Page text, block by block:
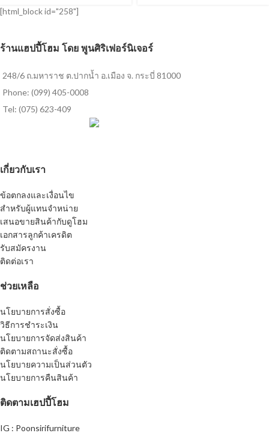
[html_block id="258"]
ร้านแฮปปี้โฮม โดย พูนศิริเฟอร์นิเจอร์
248/6 ถ.มหาราช ต.ปากน้ำ อ.เมือง จ. กระบี่ 81000
Phone: (099) 405-0008
Tel: (075) 623-409
เกี่ยวกับเรา
ข้อตกลงและเงื่อนไข
สำหรับผู้แทนจำหน่าย
เสนอขายสินค้ากับดูโฮม
เอกสารลูกค้าเครดิต
รับสมัครงาน
ติดต่อเรา
ช่วยเหลือ
นโยบายการสั่งซื้อ
วิธีการชำระเงิน
นโยบายการจัดส่งสินค้า
ติดตามสถานะสั่งซื้อ
นโยบายความเป็นส่วนตัว
นโยบายการคืนสินค้า
ติดตามเฮปปี้โฮม
IG : Poonsirifurniture